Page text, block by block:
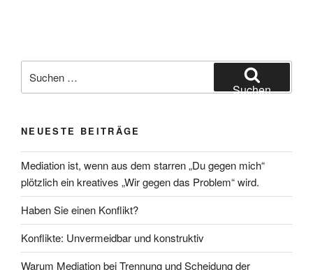
nach:
Suchen
NEUESTE BEITRÄGE
Mediation ist, wenn aus dem starren „Du gegen mich“
plötzlich ein kreatives „Wir gegen das Problem“ wird.
Haben Sie einen Konflikt?
Konflikte: Unvermeidbar und konstruktiv
Warum Mediation bei Trennung und Scheidung der